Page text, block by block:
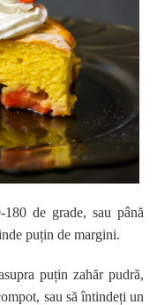
de grade, sau până
puțin de margini.
puțin zahăr pudră,
sau să întindeți un